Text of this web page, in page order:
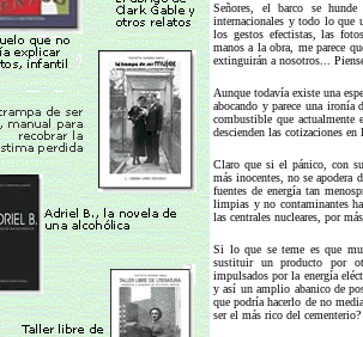
Señores, el barco se
internacionales y todo lo que
los gestos efectistas, las
manos a la obra, me parece
extinguirán a nosotros...
Aunque todavía existe una
abocando y parece una ironía
combustible que
descienden las cotizaciones
Claro que si el pánico, con
más inocentes, no se apodera
fuentes de energía tan
limpias y no contaminantes
las centrales nucleares, por
Si lo que se teme es que
sustituir un producto por
impulsados por la energía
y así un amplio abanico de
que podría hacerlo de no
ser el más rico del cementerio?